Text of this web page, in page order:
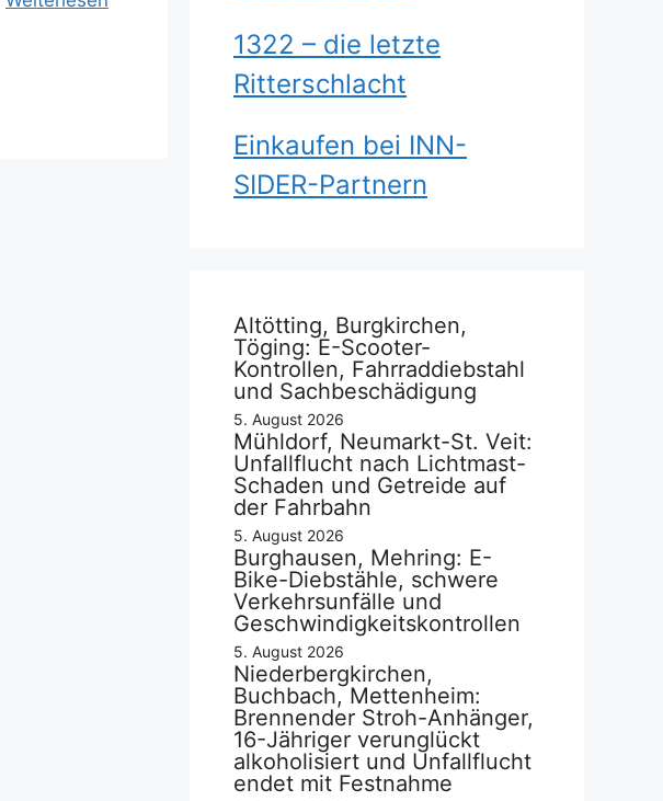
1322 – die letzte
Ritterschlacht
Einkaufen bei INN-
SIDER-Partnern
Altötting, Burgkirchen,
Töging: E-Scooter-
Kontrollen, Fahrraddiebstahl
und Sachbeschädigung
5. August 2026
Mühldorf, Neumarkt-St. Veit:
Unfallflucht nach Lichtmast-
Schaden und Getreide auf
der Fahrbahn
5. August 2026
Burghausen, Mehring: E-
Bike-Diebstähle, schwere
Verkehrsunfälle und
Geschwindigkeitskontrollen
5. August 2026
Niederbergkirchen,
Buchbach, Mettenheim:
Brennender Stroh-Anhänger,
16-Jähriger verunglückt
alkoholisiert und Unfallflucht
endet mit Festnahme